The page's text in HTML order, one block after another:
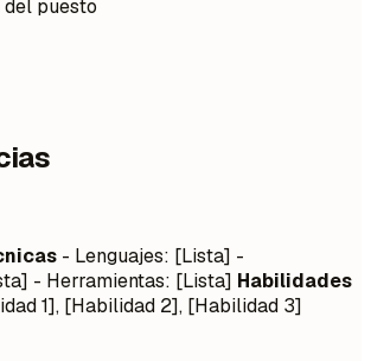
puesto
- Lenguajes: [Lista] -
- Herramientas: [Lista] Habilidades
1], [Habilidad 2], [Habilidad 3]